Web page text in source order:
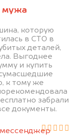
мужа
которую
в СТО в
деталей,
Выгоднее
и купить
к тому же
забрали
документы.
сумму.